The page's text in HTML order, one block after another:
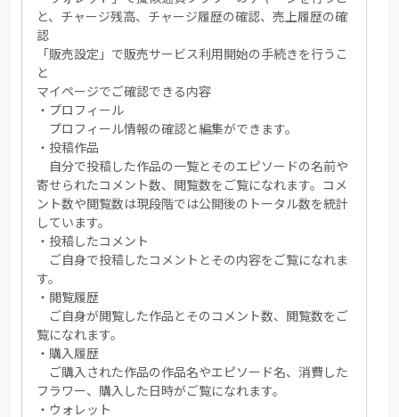
と、チャージ残高、チャージ履歴の確認、売上履歴の確
認
「販売設定」で販売サービス利用開始の手続きを行うこ
と
マイページでご確認できる内容
・プロフィール
プロフィール情報の確認と編集ができます。
・投稿作品
自分で投稿した作品の一覧とそのエピソードの名前や
寄せられたコメント数、閲覧数をご覧になれます。コメ
ント数や閲覧数は現段階では公開後のトータル数を統計
しています。
・投稿したコメント
ご自身で投稿したコメントとその内容をご覧になれま
す。
・閲覧履歴
ご自身が閲覧した作品とそのコメント数、閲覧数をご
覧になれます。
・購入履歴
ご購入された作品の作品名やエピソード名、消費した
フラワー、購入した日時がご覧になれます。
・ウォレット